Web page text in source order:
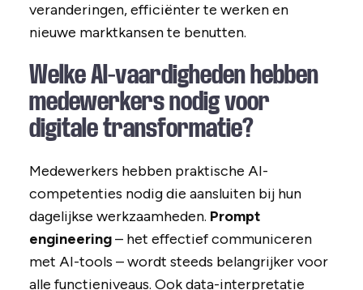
veranderingen, efficiënter te werken en
nieuwe marktkansen te benutten.
Welke AI-vaardigheden hebben
medewerkers nodig voor
digitale transformatie?
Medewerkers hebben praktische AI-
competenties nodig die aansluiten bij hun
dagelijkse werkzaamheden. Prompt
engineering– het effectief communiceren
met AI-tools – wordt steeds belangrijker voor
alle functieniveaus. Ook data-interpretatie